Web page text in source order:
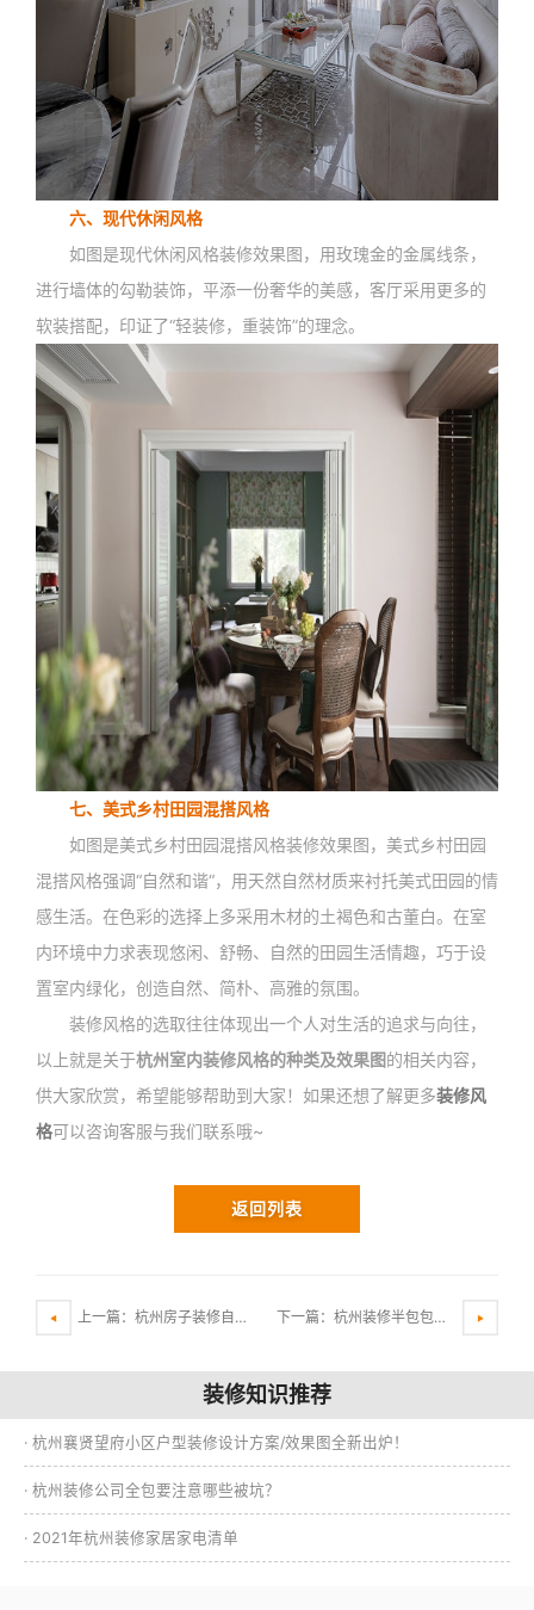
六、现代休闲风格
如图是现代休闲风格装修效果图，用玫瑰金的金属线条，
进行墙体的勾勒装饰，平添一份奢华的美感，客厅采用更多的
软装搭配，印证了“轻装修，重装饰”的理念。
七、美式乡村田园混搭风格
如图是美式乡村田园混搭风格装修效果图，美式乡村田园
混搭风格强调“自然和谐“，用天然自然材质来衬托美式田园的情
感生活。在色彩的选择上多采用木材的土褐色和古董白。在室
内环境中力求表现悠闲、舒畅、自然的田园生活情趣，巧于设
置室内绿化，创造自然、简朴、高雅的氛围。
装修风格的选取往往体现出一个人对生活的追求与向往，
以上就是关于杭州室内装修风格的种类及效果图的相关内容，
供大家欣赏，希望能够帮助到大家！如果还想了解更多装修风
格可以咨询客服与我们联系哦~
返回列表
上一篇：杭州房子装修自己装和找装修公司哪个好？ 下一篇：杭州装修半包包括哪些内容？
装修知识推荐
· 杭州襄贤望府小区户型装修设计方案/效果图全新出炉！
· 杭州装修公司全包要注意哪些被坑？
· 2021年杭州装修家居家电清单